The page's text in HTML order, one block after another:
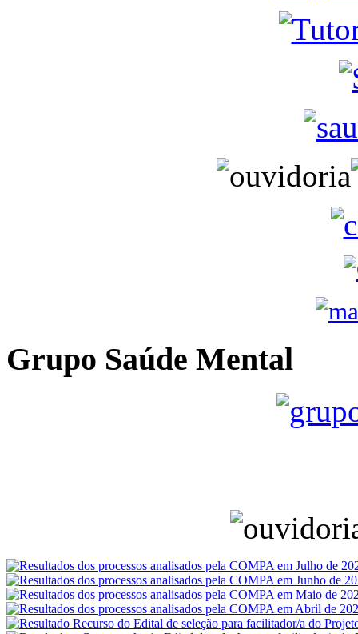
Grupo Saúde Mental